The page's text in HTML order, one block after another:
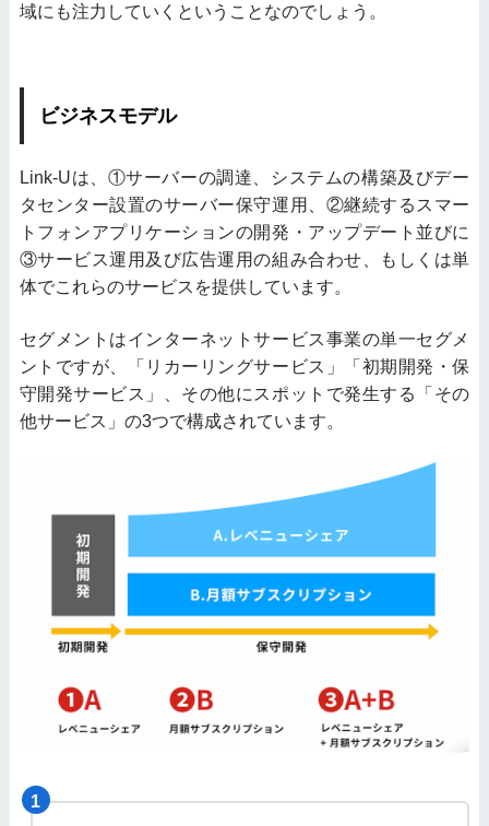
域にも注力していくということなのでしょう。
ビジネスモデル
Link-Uは、①サーバーの調達、システムの構築及びデー
タセンター設置のサーバー保守運用、②継続するスマー
トフォンアプリケーションの開発・アップデート並びに
③サービス運用及び広告運用の組み合わせ、もしくは単
体でこれらのサービスを提供しています。
セグメントはインターネットサービス事業の単一セグメ
ントですが、「リカーリングサービス」「初期開発・保
守開発サービス」、その他にスポットで発生する「その
他サービス」の3つで構成されています。
1